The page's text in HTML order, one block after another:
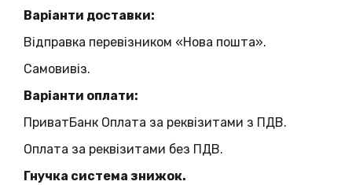
Варіанти доставки:
Відправка перевізником «Нова пошта».
Самовивіз.
Варіанти оплати:
ПриватБанк Оплата за реквізитами з ПДВ.
Оплата за реквізитами без ПДВ.
Гнучка система знижок.